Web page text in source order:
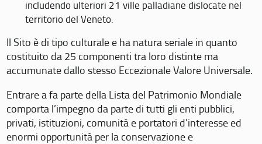
includendo ulteriori 21 ville palladiane dislocate nel
territorio del Veneto.
Il Sito è di tipo culturale e ha natura seriale in quanto
costituito da 25 componenti tra loro distinte ma
accumunate dallo stesso Eccezionale Valore Universale.
Entrare a fa parte della Lista del Patrimonio Mondiale
comporta l’impegno da parte di tutti gli enti pubblici,
privati, istituzioni, comunità e portatori d’interesse ed
enormi opportunità per la conservazione e